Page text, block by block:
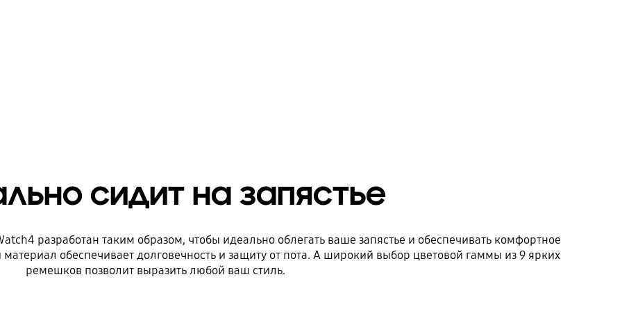
сидит на запястье
разработан таким образом, чтобы идеально облегать ваше запястье и обеспечивать комфортное
обеспечивает долговечность и защиту от пота. А широкий выбор цветовой гаммы из 9 ярких
ремешков позволит выразить любой ваш стиль.